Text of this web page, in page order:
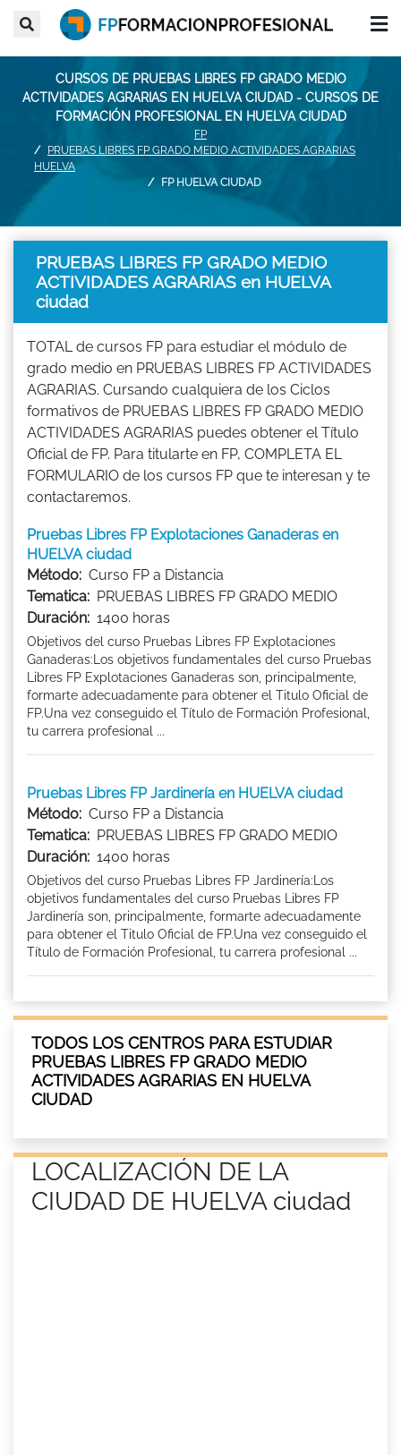
CURSOS DE PRUEBAS LIBRES FP GRADO MEDIO
ACTIVIDADES AGRARIAS EN HUELVA CIUDAD - CURSOS DE
FORMACIÓN PROFESIONAL EN HUELVA CIUDAD
FP
PRUEBAS LIBRES FP GRADO MEDIO ACTIVIDADES AGRARIAS
HUELVA
FP HUELVA CIUDAD
PRUEBAS LIBRES FP GRADO MEDIO
ACTIVIDADES AGRARIAS en HUELVA
ciudad
TOTAL de cursos FP para estudiar el módulo de
grado medio en PRUEBAS LIBRES FP ACTIVIDADES
AGRARIAS. Cursando cualquiera de los Ciclos
formativos de PRUEBAS LIBRES FP GRADO MEDIO
ACTIVIDADES AGRARIAS puedes obtener el Título
Oficial de FP. Para titularte en FP, COMPLETA EL
FORMULARIO de los cursos FP que te interesan y te
contactaremos.
Pruebas Libres FP Explotaciones Ganaderas en
HUELVA ciudad
Método: Curso FP a Distancia
Tematica: PRUEBAS LIBRES FP GRADO MEDIO
Duración: 1400 horas
Objetivos del curso Pruebas Libres FP Explotaciones
Ganaderas:Los objetivos fundamentales del curso Pruebas
Libres FP Explotaciones Ganaderas son, principalmente,
formarte adecuadamente para obtener el Titulo Oficial de
FP.Una vez conseguido el Título de Formación Profesional,
tu carrera profesional ...
Pruebas Libres FP Jardinería en HUELVA ciudad
Método: Curso FP a Distancia
Tematica: PRUEBAS LIBRES FP GRADO MEDIO
Duración: 1400 horas
Objetivos del curso Pruebas Libres FP Jardinería:Los
objetivos fundamentales del curso Pruebas Libres FP
Jardinería son, principalmente, formarte adecuadamente
para obtener el Titulo Oficial de FP.Una vez conseguido el
Título de Formación Profesional, tu carrera profesional ...
TODOS LOS CENTROS PARA ESTUDIAR
PRUEBAS LIBRES FP GRADO MEDIO
ACTIVIDADES AGRARIAS EN HUELVA
CIUDAD
LOCALIZACIÓN DE LA
CIUDAD DE HUELVA ciudad